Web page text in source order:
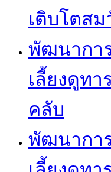
เติบโตสม
พัฒนาการ
เลี้ยงดูท
คลับ
พัฒนาการ